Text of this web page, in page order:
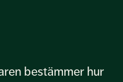
bestämmer hur